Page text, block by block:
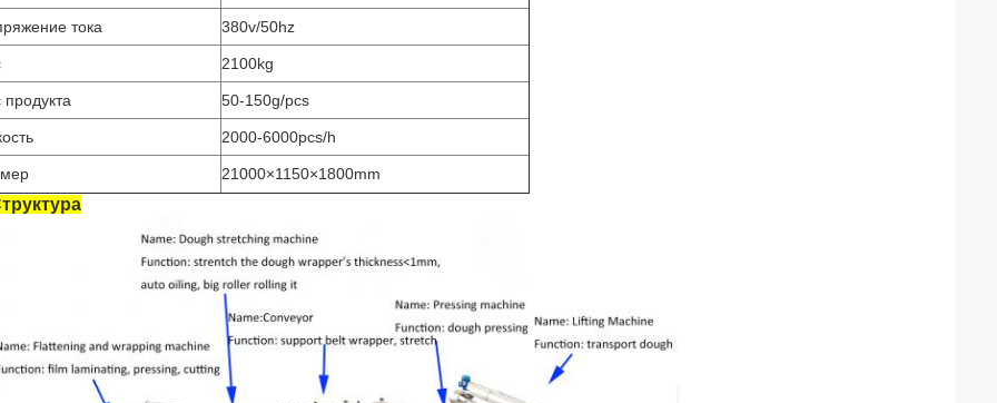
тока 380v/50hz
2100kg
продукта 50-150g/pcs
2000-6000pcs/h
21000×1150×1800mm